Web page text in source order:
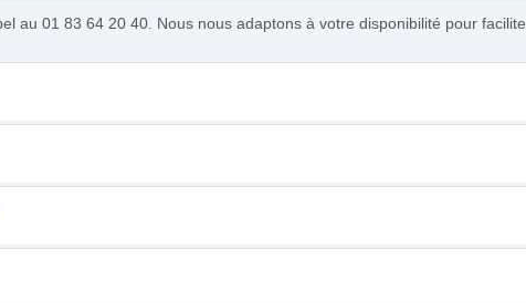
au 01 83 64 20 40. Nous nous adaptons à votre disponibilité pour